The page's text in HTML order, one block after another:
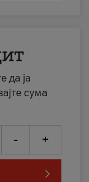
да ја
сума
- +